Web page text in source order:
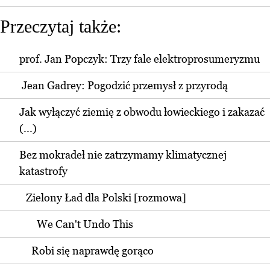
Przeczytaj także:
prof. Jan Popczyk: Trzy fale elektroprosumeryzmu
Jean Gadrey: Pogodzić przemysł z przyrodą
Jak wyłączyć ziemię z obwodu łowieckiego i zakazać
(...)
Bez mokradeł nie zatrzymamy klimatycznej
katastrofy
Zielony Ład dla Polski [rozmowa]
We Can't Undo This
Robi się naprawdę gorąco